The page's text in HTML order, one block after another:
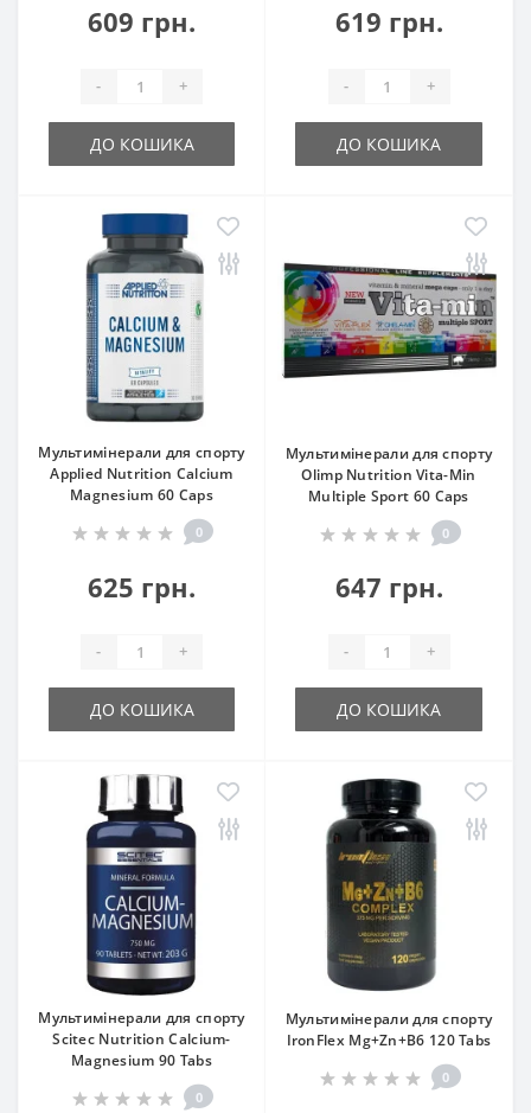
609 грн.
- +
ДО КОШИКА
619 грн.
- +
ДО КОШИКА
Мультимінерали для спорту
Applied Nutrition Calcium
Magnesium 60 Caps
0
625 грн.
- +
ДО КОШИКА
Мультимінерали для спорту
Olimp Nutrition Vita-Min
Multiple Sport 60 Caps
0
647 грн.
- +
ДО КОШИКА
Мультимінерали для спорту
Scitec Nutrition Calcium-
Magnesium 90 Tabs
0
Мультимінерали для спорту
IronFlex Mg+Zn+B6 120 Tabs
0